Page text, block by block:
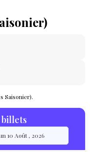
Saisonier).
billets